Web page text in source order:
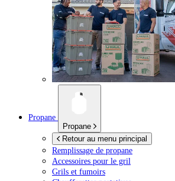
Propane
Propane
Retour au menu principal
Remplissage de propane
Accessoires pour le gril
Grils et fumoirs